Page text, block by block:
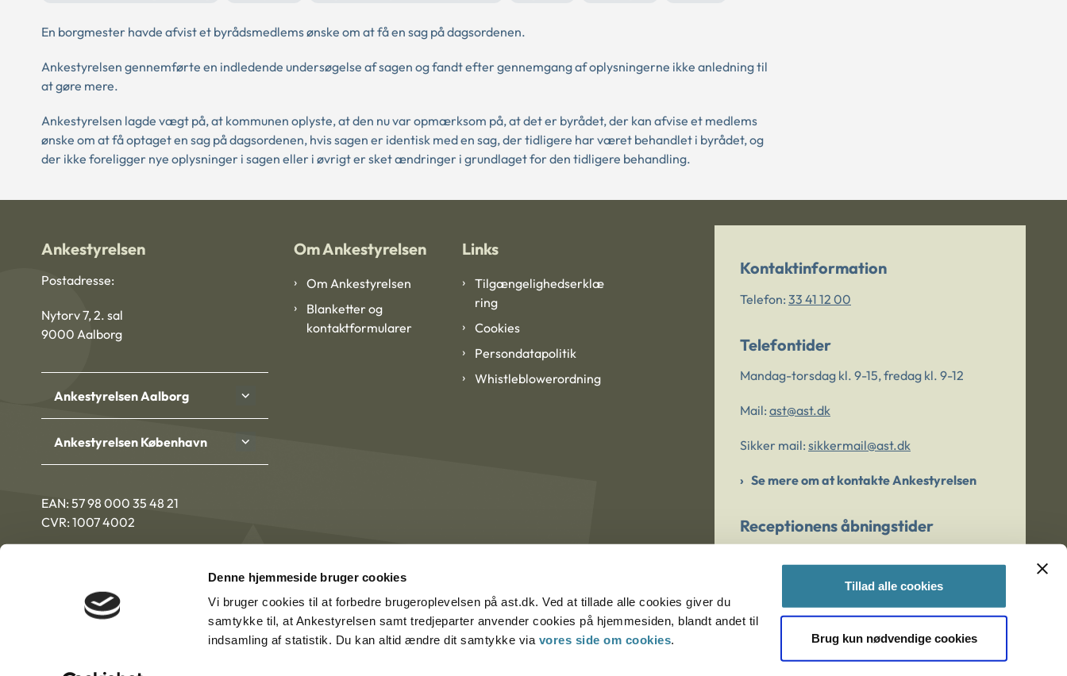
Denne hjemmeside bruger cookies
Vi bruger cookies til at forbedre brugeroplevelsen på ast.dk. Ved at tillade alle cookies giver du
samtykke til, at Ankestyrelsen samt tredjeparter anvender cookies på hjemmesiden, blandt andet til
indsamling af statistik. Du kan altid ændre dit samtykke via vores side om cookies.
Tillad alle cookies
Brug kun nødvendige cookies
En borgmester havde afvist et byrådsmedlems ønske om at få en sag på dagsordenen.
Ankestyrelsen gennemførte en indledende undersøgelse af sagen og fandt efter gennemgang af oplysningerne ikke anledning til
at gøre mere.
Ankestyrelsen lagde vægt på, at kommunen oplyste, at den nu var opmærksom på, at det er byrådet, der kan afvise et medlems
ønske om at få optaget en sag på dagsordenen, hvis sagen er identisk med en sag, der tidligere har været behandlet i byrådet, og
der ikke foreligger nye oplysninger i sagen eller i øvrigt er sket ændringer i grundlaget for den tidligere behandling.
Ankestyrelsen
Postadresse:
Nytorv 7, 2. sal
9000 Aalborg
Ankestyrelsen Aalborg
Ankestyrelsen København
EAN: 57 98 000 35 48 21
CVR: 1007 4002
Om Ankestyrelsen
Om Ankestyrelsen
Blanketter og
kontaktformularer
Links
Tilgængelighedserklæ
ring
Cookies
Persondatapolitik
Whistleblowerordning
Kontaktinformation
Telefon: 33 41 12 00
Telefontider
Mandag-torsdag kl. 9-15, fredag kl. 9-12
Mail: ast@ast.dk
Sikker mail: sikkermail@ast.dk
Se mere om at kontakte Ankestyrelsen
Receptionens åbningstider
Er du bekymret for et barn/en ung?